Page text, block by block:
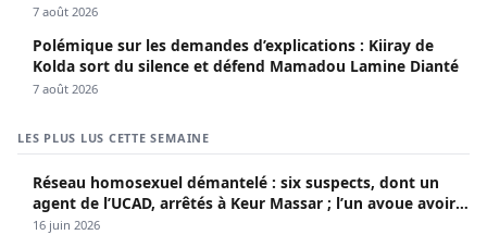
7 août 2026
Polémique sur les demandes d’explications : Kiiray de
Kolda sort du silence et défend Mamadou Lamine Dianté
7 août 2026
LES PLUS LUS CETTE SEMAINE
Réseau homosexuel démantelé : six suspects, dont un
agent de l’UCAD, arrêtés à Keur Massar ; l’un avoue avoir
propagé le VIH depuis 2018
16 juin 2026